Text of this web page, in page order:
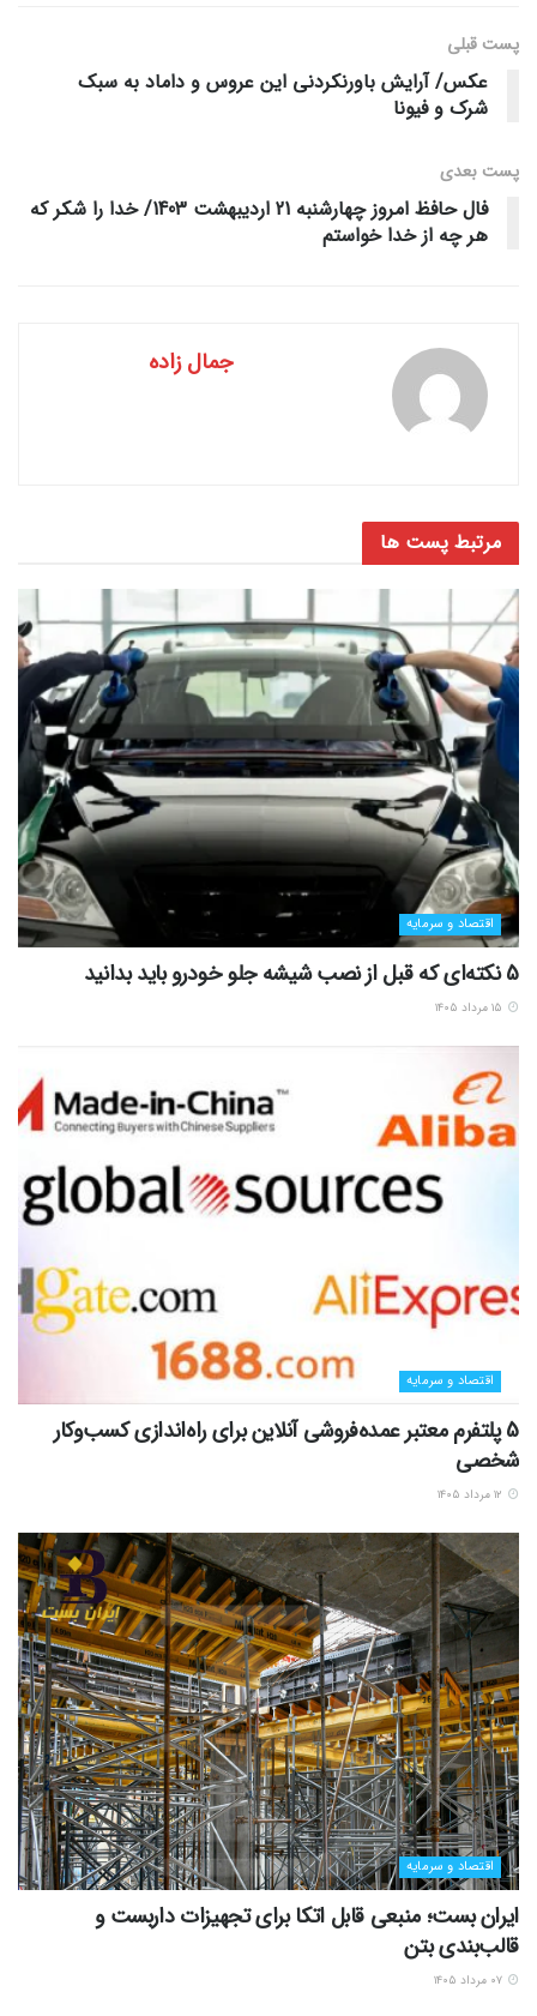
پست قبلی
عکس/ آرایش باورنکردنی این عروس و داماد به سبک
شرک و فیونا
پست‌ بعدی
فال حافظ امروز چهارشنبه 21 اردیبهشت 1403/ خدا را شکر که
هر چه از خدا خواستم
جمال زاده
مرتبط پست ها
اقتصاد و سرمایه
5 نکته‌ای که قبل از نصب شیشه جلو خودرو باید بدانید
اقتصاد و سرمایه
5 پلتفرم معتبر عمده‌فروشی آنلاین برای راه‌اندازی کسب‌وکار
شخصی
اقتصاد و سرمایه
ایران بست؛ منبعی قابل اتکا برای تجهیزات داربست و
قالب‌بندی بتن